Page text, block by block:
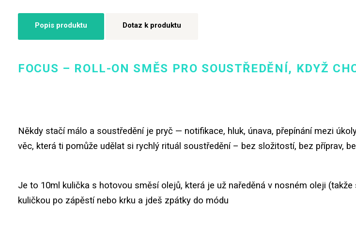
Popis produktu Dotaz k produktu
FOCUS – ROLL-ON SMĚS PRO SOUSTŘEDĚNÍ, KDYŽ
Někdy stačí málo a soustředění je pryč — notifikace, hluk, únava, přepínání mezi
věc, která ti pomůže udělat si rychlý rituál soustředění – bez složitostí, bez příprav,
Je to 10ml kulička s hotovou směsí olejů, která je už naředěná v nosném oleji
kuličkou po zápěstí nebo krku a jdeš zpátky do módu